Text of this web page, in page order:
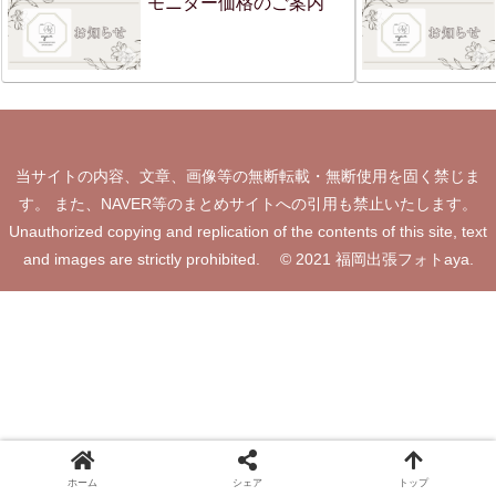
当サイトの内容、文章、画像等の無断転載・無断使用を固く禁じま
す。 また、NAVER等のまとめサイトへの引用も禁止いたします。
Unauthorized copying and replication of the contents of this site, text
and images are strictly prohibited. © 2021 福岡出張フォトaya.
ホーム シェア トップ